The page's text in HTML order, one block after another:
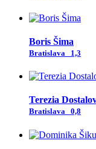
Boris Šima
Bratislava 1,3
Terezia
Bratislava 0,8